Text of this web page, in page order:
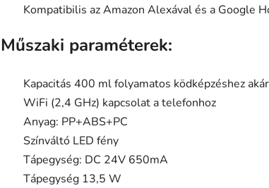
Kompatibilis az Amazon Alexával és a Google
Műszaki paraméterek:
Kapacitás 400 ml folyamatos ködképzéshez
WiFi (2,4 GHz) kapcsolat a telefonhoz
Anyag: PP+ABS+PC
Színváltó LED fény
Tápegység: DC 24V 650mA
Tápegység 13,5 W